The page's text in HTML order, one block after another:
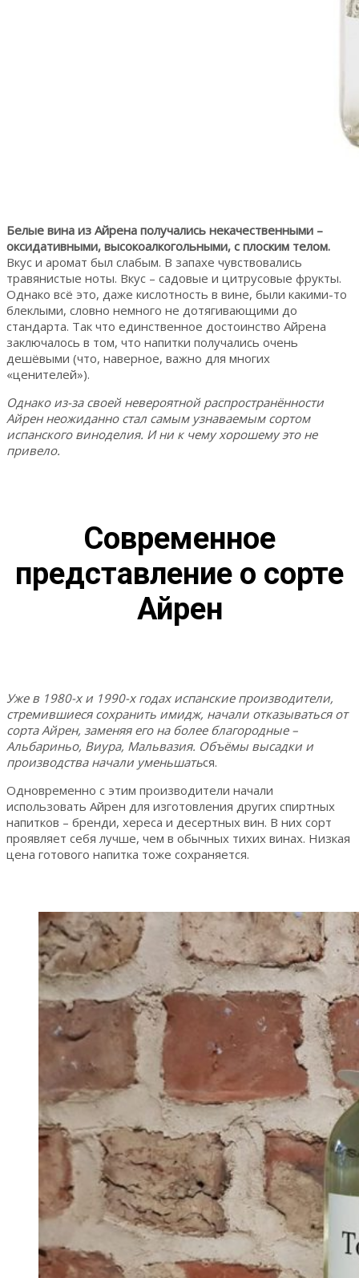
Белые вина из Айрена получались некачественными –
оксидативными, высокоалкогольными, с плоским телом.
Вкус и аромат был слабым. В запахе чувствовались
травянистые ноты. Вкус – садовые и цитрусовые фрукты.
Однако всё это, даже кислотность в вине, были какими-то
блеклыми, словно немного не дотягивающими до
стандарта. Так что единственное достоинство Айрена
заключалось в том, что напитки получались очень
дешёвыми (что, наверное, важно для многих
«ценителей»).
Однако из-за своей невероятной распространённости
Айрен неожиданно стал самым узнаваемым сортом
испанского виноделия. И ни к чему хорошему это не
привело.
Современное
представление о сорте
Айрен
Уже в 1980-х и 1990-х годах испанские производители,
стремившиеся сохранить имидж, начали отказываться от
сорта Айрен, заменяя его на более благородные –
Альбариньо, Виура, Мальвазия. Объёмы высадки и
производства начали уменьшаться.
Одновременно с этим производители начали
использовать Айрен для изготовления других спиртных
напитков – бренди, хереса и десертных вин. В них сорт
проявляет себя лучше, чем в обычных тихих винах. Низкая
цена готового напитка тоже сохраняется.